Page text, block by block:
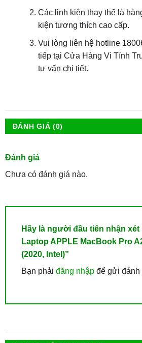
Các linh kiện thay thế là
kiện tương thích cao cấp.
Vui lòng liên hệ hotline
tiếp tại Cửa Hàng Vi Tính
tư vấn chi tiết.
ĐÁNH GIÁ (0)
Đánh giá
Chưa có đánh giá nào.
Hãy là người đầu tiên nhận xét
Laptop APPLE MacBook Pro
(2020, Intel)”
Bạn phải đăng nhậpđể gửi đánh